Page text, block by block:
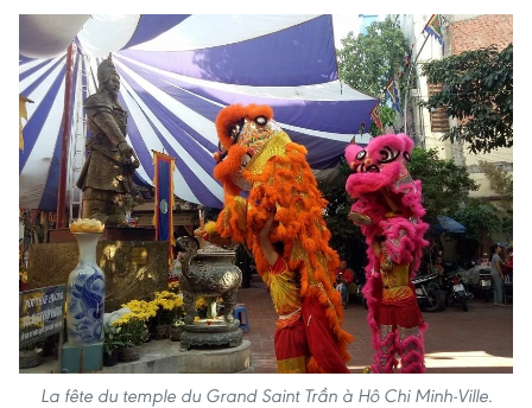
La fête du temple du Grand Saint Trần à Hô Chi Minh-Ville.